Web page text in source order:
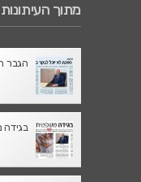
מתוך העיתונות
הגבר